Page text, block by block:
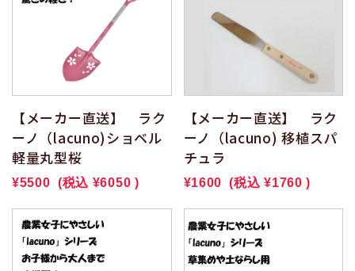
【メーカー直送】 ラク
ーノ（lacuno)ショベル
軽量丸型桜
¥5500 (税込 ¥6050 )
【メーカー直送】 ラク
ーノ（lacuno) 移植スパ
チュラ
¥1600 (税込 ¥1760 )